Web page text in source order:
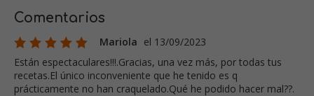
Comentarios
Mariola el 13/09/2023
Están espectaculares!!!.Gracias, una vez más, por todas tus
recetas.El único inconveniente que he tenido es q
prácticamente no han craquelado.Qué he podido hacer mal??.